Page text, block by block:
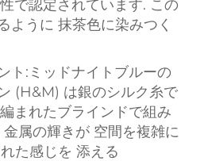
で認定されています. この
ように 抹茶色に染みつく
ト:ミッドナイトブルーの
(H&M) は銀のシルク糸で
まれたブラインドで組み
属の輝きが 空間を複雑に
た感じを 添える